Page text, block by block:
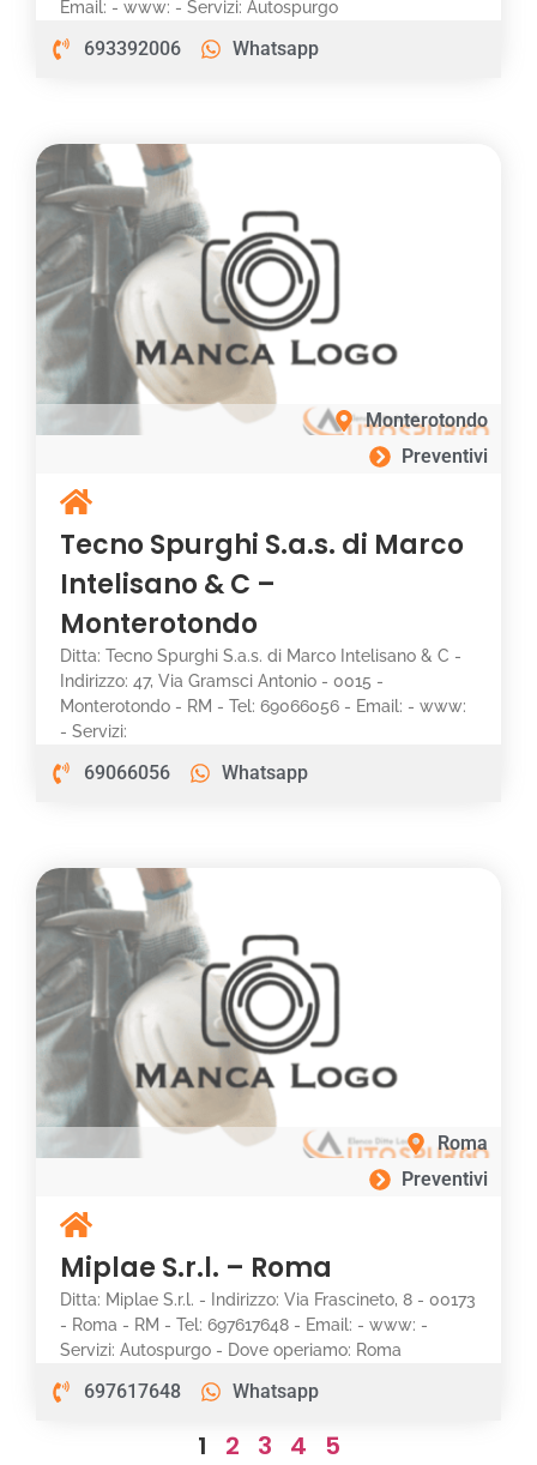
Email: - www: - Servizi: Autospurgo
693392006 Whatsapp
Monterotondo
Preventivi
Tecno Spurghi S.a.s. di Marco
Intelisano & C –
Monterotondo
Ditta: Tecno Spurghi S.a.s. di Marco Intelisano & C -
Indirizzo: 47, Via Gramsci Antonio - 0015 -
Monterotondo - RM - Tel: 69066056 - Email: - www:
- Servizi:
69066056 Whatsapp
Roma
Preventivi
Miplae S.r.l. – Roma
Ditta: Miplae S.r.l. - Indirizzo: Via Frascineto, 8 - 00173
- Roma - RM - Tel: 697617648 - Email: - www: -
Servizi: Autospurgo - Dove operiamo: Roma
697617648 Whatsapp
1 2 3 4 5